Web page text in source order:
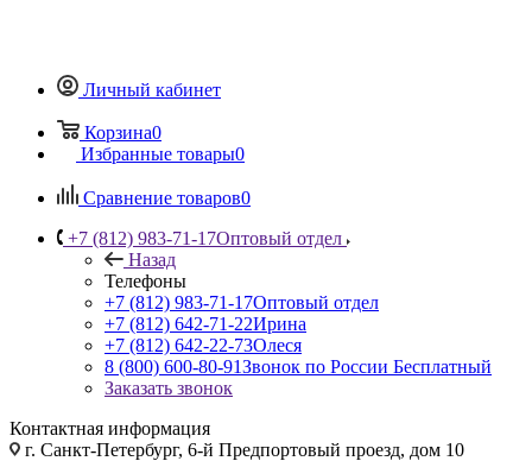
Личный кабинет
Корзина0
Избранные товары0
Сравнение товаров0
+7 (812) 983-71-17Оптовый отдел
Назад
Телефоны
+7 (812) 983-71-17Оптовый отдел
+7 (812) 642-71-22Ирина
+7 (812) 642-22-73Олеся
8 (800) 600-80-91Звонок по России Бесплатный
Заказать звонок
Контактная информация
г. Санкт-Петербург, 6-й Предпортовый проезд, дом 10